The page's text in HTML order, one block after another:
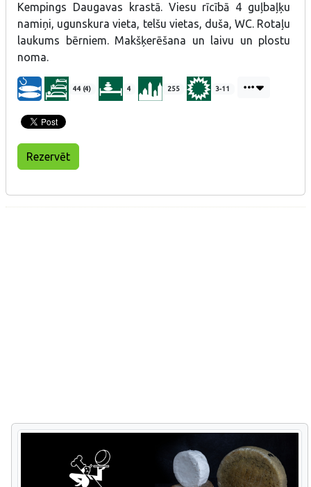
Kempings Daugavas krastā. Viesu rīcībā 4 guļbaļķu
namiņi, ugunskura vieta, telšu vietas, duša, WC. Rotaļu
laukums bērniem. Makšķerēšana un laivu un plostu
noma.
44 (4) 4 255 3-11
Rezervēt